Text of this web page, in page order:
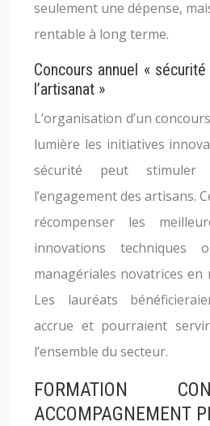
seulement une dépense,
rentable à long terme.
Concours annuel «
l’artisanat »
L’organisation d’un
lumière les initiatives
sécurité peut
l’engagement des artisans.
récompenser les
innovations techniques
managériales novatrices en
Les lauréats
accrue et pourraient
l’ensemble du secteur.
FORMATION
ACCOMPAGNEMENT